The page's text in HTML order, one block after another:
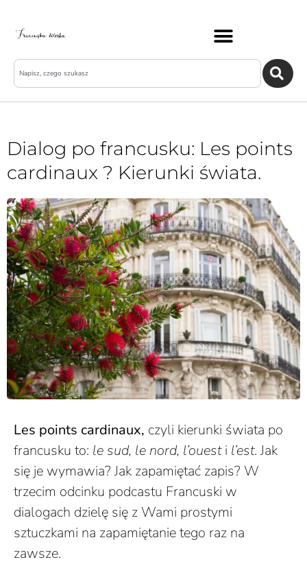
Dialog po francusku: Les points
cardinaux ? Kierunki świata.
Les points cardinaux, czyli kierunki świata po
francusku to: le sud, le nord, l’ouesti l’est. Jak
się je wymawia? Jak zapamiętać zapis? W
trzecim odcinku podcastu Francuski w
dialogach dzielę się z Wami prostymi
sztuczkami na zapamiętanie tego raz na
zawsze.